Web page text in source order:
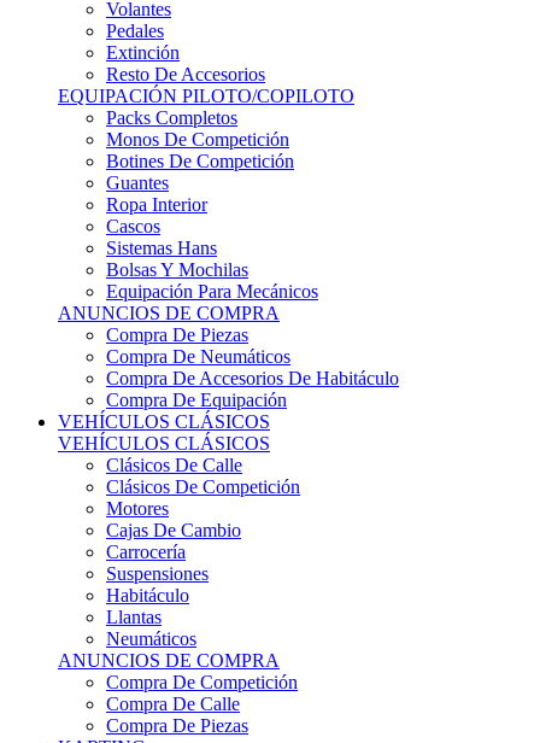
Volantes
Pedales
Extinción
Resto De Accesorios
EQUIPACIÓN PILOTO/COPILOTO
Packs Completos
Monos De Competición
Botines De Competición
Guantes
Ropa Interior
Cascos
Sistemas Hans
Bolsas Y Mochilas
Equipación Para Mecánicos
ANUNCIOS DE COMPRA
Compra De Piezas
Compra De Neumáticos
Compra De Accesorios De Habitáculo
Compra De Equipación
VEHÍCULOS CLÁSICOS
VEHÍCULOS CLÁSICOS
Clásicos De Calle
Clásicos De Competición
Motores
Cajas De Cambio
Carrocería
Suspensiones
Habitáculo
Llantas
Neumáticos
ANUNCIOS DE COMPRA
Compra De Competición
Compra De Calle
Compra De Piezas